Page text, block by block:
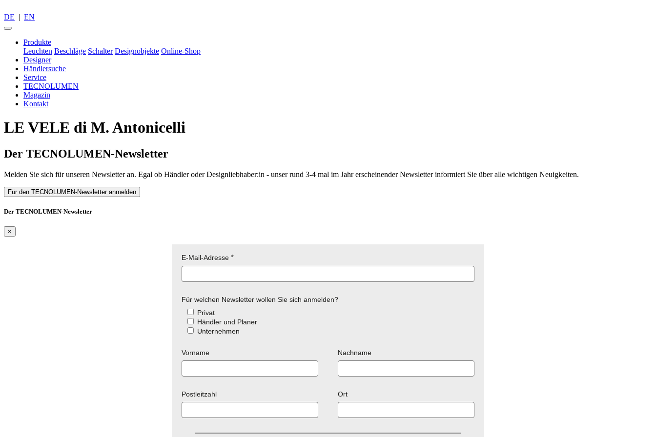
DE | EN
Produkte
Leuchten Beschläge Schalter Designobjekte Online-Shop
Designer
Händlersuche
Service
TECNOLUMEN
Magazin
Kontakt
LE VELE di M. Antonicelli
Der TECNOLUMEN-Newsletter
Melden Sie sich für unseren Newsletter an. Egal ob Händler oder Designliebhaber:in - unser rund 3-4 mal im Jahr erscheinender Newsletter informiert Sie über alle wichtigen Neuigkeiten.
Für den TECNOLUMEN-Newsletter anmelden
Der TECNOLUMEN-Newsletter
×
E-Mail-Adresse
Für welchen Newsletter wollen Sie sich anmelden?
Privat
Händler und Planer
Unternehmen
Vorname Nachname
Postleitzahl Ort